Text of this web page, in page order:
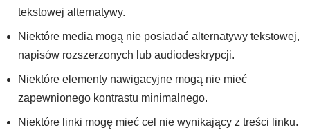
tekstowej alternatywy.
Niektóre media mogą nie posiadać alternatywy tekstowej,
napisów rozszerzonych lub audiodeskrypcji.
Niektóre elementy nawigacyjne mogą nie mieć
zapewnionego kontrastu minimalnego.
Niektóre linki mogę mieć cel nie wynikający z treści linku.